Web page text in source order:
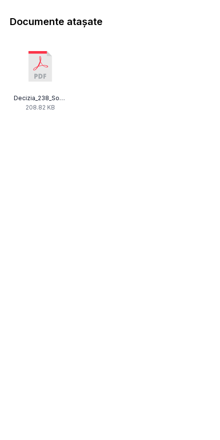
Documente atașate
Decizia_238_Som_54_2_R_Radio_Rock_sediu.pdf
208.82 KB